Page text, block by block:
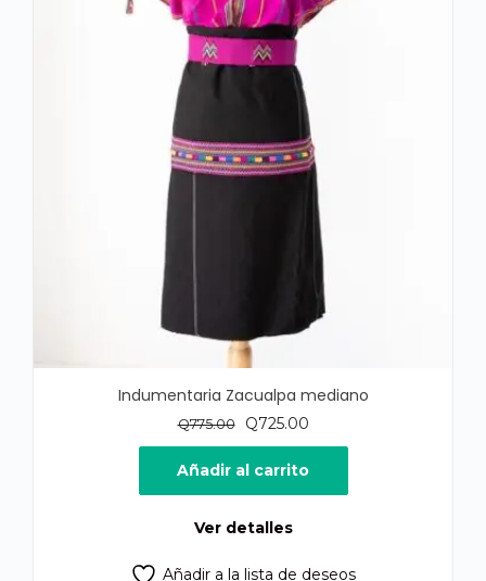
Indumentaria Zacualpa mediano
Q775.00
El
precio
original
era:
Q725.00El
precio
actual
es:
Añadir al carrito
Ver detalles
Añadir a la lista de deseos